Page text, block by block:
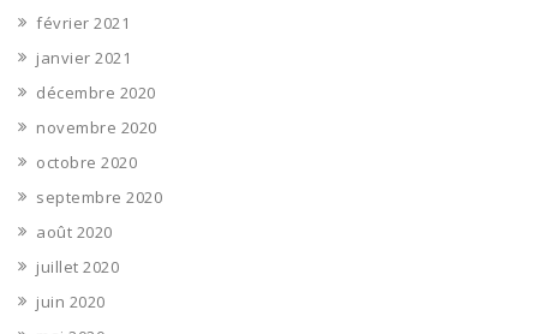
février 2021
janvier 2021
décembre 2020
novembre 2020
octobre 2020
septembre 2020
août 2020
juillet 2020
juin 2020